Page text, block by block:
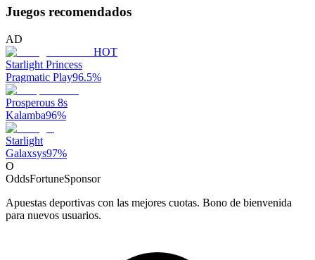
Juegos recomendados
AD
HOT
Starlight Princess
Pragmatic Play96.5%
Prosperous 8s
Kalamba96%
Starlight
Galaxsys97%
O
OddsFortuneSponsor
Apuestas deportivas con las mejores cuotas. Bono de bienvenida
para nuevos usuarios.